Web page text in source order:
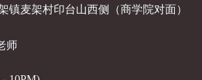
镇麦架村印台山西侧（商学院对面）
师